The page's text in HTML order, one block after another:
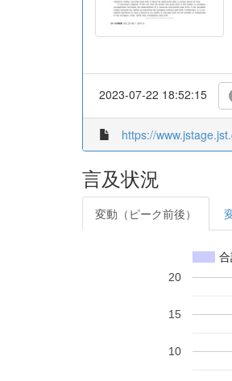
2023-07-22 18:52:15
https://
言及状況
変動（ピーク前後）
10
15
20